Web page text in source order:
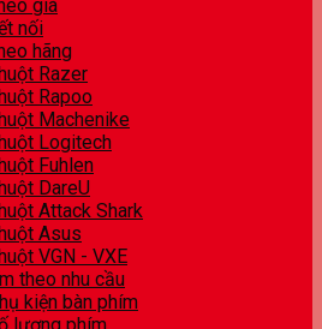
giá
nối
hãng
Razer
Rapoo
Machenike
Logitech
Fuhlen
DareU
Attack Shark
Asus
VGN - VXE
theo nhu cầu
kiện bàn phím